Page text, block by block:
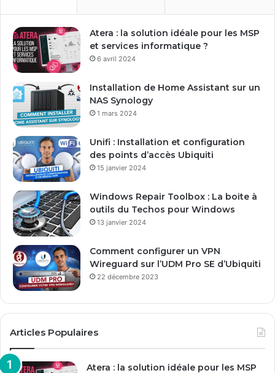
r
e
a
d
s
e
m
a
Atera : la solution idéale pour les MSP
et services informatique ?
6 avril 2024
Installation de Home Assistant sur un
NAS Synology
1 mars 2024
Unifi : Installation et configuration
des points d’accès Ubiquiti
15 janvier 2024
Windows Repair Toolbox : La boite à
outils du Techos pour Windows
13 janvier 2024
Comment configurer un VPN
Wireguard sur l’UDM Pro SE d’Ubiquiti
22 décembre 2023
Articles Populaires
Atera : la solution idéale pour les MSP